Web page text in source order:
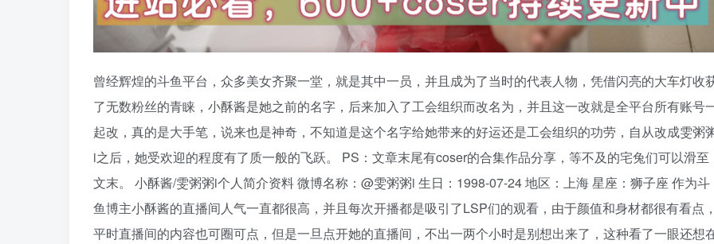
曾经辉煌的斗鱼平台，众多美女齐聚一堂，就是其中一员，并且成为了当时的代表人物，凭借闪亮的大车灯收
了无数粉丝的青睐，小酥酱是她之前的名字，后来加入了工会组织而改名为，并且这一改就是全平台所有账号
起改，真的是大手笔，说来也是神奇，不知道是这个名字给她带来的好运还是工会组织的功劳，自从改成雯粥
i之后，她受欢迎的程度有了质一般的飞跃。 PS：文章末尾有coser的合集作品分享，等不及的宅兔们可以滑至
文末。 小酥酱/雯粥粥i个人简介资料 微博名称：@雯粥粥i 生日：1998-07-24 地区：上海 星座：狮子座 作为斗
鱼博主小酥酱的直播间人气一直都很高，并且每次开播都是吸引了LSP们的观看，由于颜值和身材都很有看点
平时直播间的内容也可圈可点，但是一旦点开她的直播间，不出一两个小时是别想出来了，这种看了一眼还想